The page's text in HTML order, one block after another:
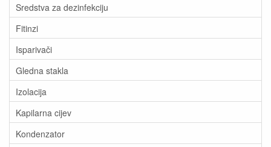
Sredstva za dezinfekciju
Fitinzi
Isparivači
Gledna stakla
Izolacija
Kapilarna cijev
Kondenzator